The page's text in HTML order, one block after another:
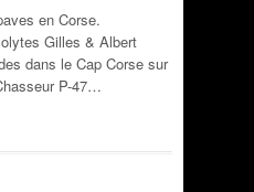
en Corse.
Gilles & Albert
dans le Cap Corse sur
P-47…